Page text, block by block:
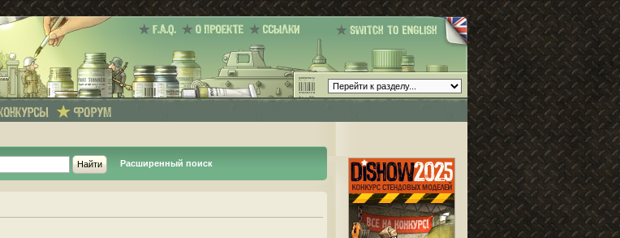
Расширенный поиск